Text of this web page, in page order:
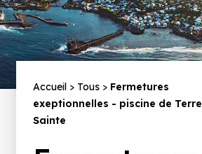
Fil
d'Ariane
Accueil Tous
Fermetures
exeptionnelles - piscine de Terre
Sainte